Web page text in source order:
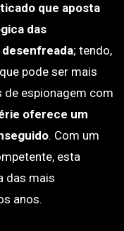
que aposta
das
; tendo,
pode ser mais
de espionagem com
oferece um
. Com um
esta
das mais
anos.